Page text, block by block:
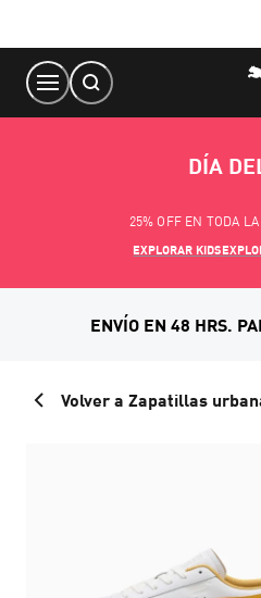
Content
DÍA
25% OFF EN TODA
EXPLORAR KIDS
ENVÍO EN 48 HRS.
Volver a Zapatillas